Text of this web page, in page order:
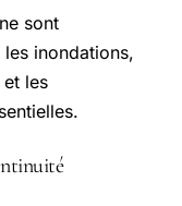
sont
inondations,
les